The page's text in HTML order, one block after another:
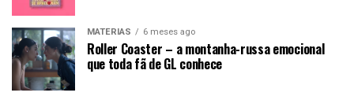
MATÉRIAS 6 meses ago
Roller Coaster – a montanha-russa emocional
que toda fã de GL conhece